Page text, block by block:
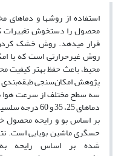
استفاده از روش­ها و
محصول را دستخوش تغییرات
قرار می­دهد. روش خشک
روش غیر‌حرارتی است که با
محیط، باعث حفظ بهتر
پژوهش امکان‌سنجی
سه سطح مختلف از سرعت هوا
بر اساس بو و رایحه
حسگری ماشین بویایی است.
شده بر اساس رایحه